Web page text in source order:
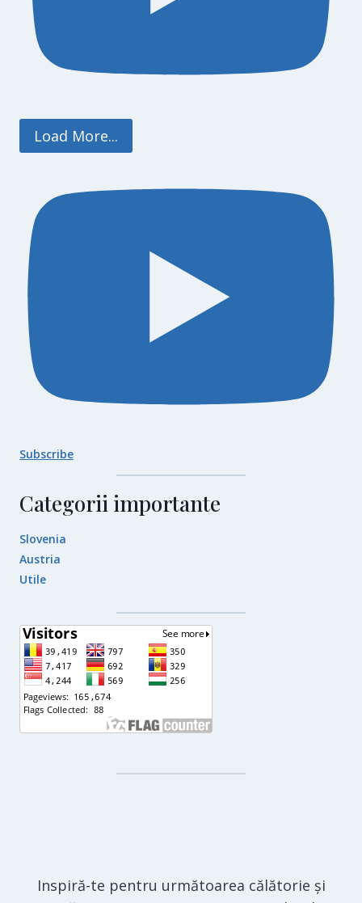
Load More...
Subscribe
Categorii importante
Slovenia
Austria
Utile
Inspiră-te pentru următoarea călătorie și